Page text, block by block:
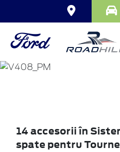
14 accesorii în
spate pentru